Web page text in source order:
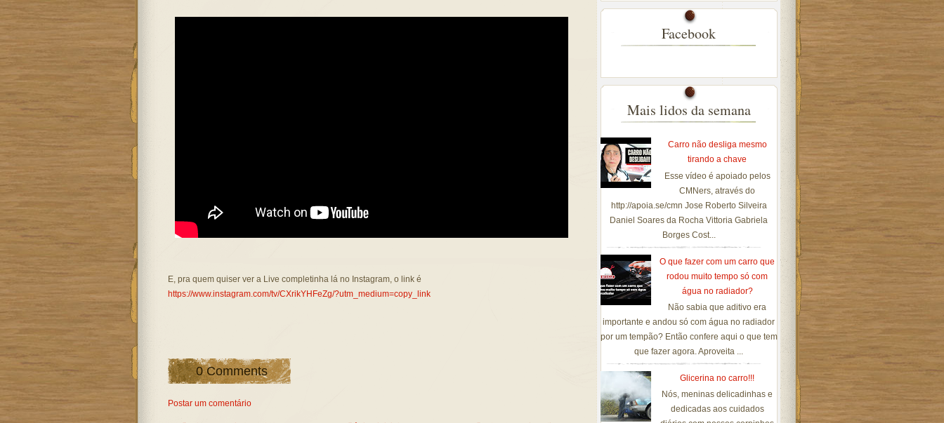
E, pra quem quiser ver a Live completinha lá no Instagram, o link é
https://www.instagram.com/tv/CXrikYHFeZg/?utm_medium=copy_link
0 Comments
Postar um comentário
Facebook
Mais lidos da semana
Carro não desliga mesmo
tirando a chave
Esse vídeo é apoiado pelos
CMNers, através do
http://apoia.se/cmn Jose Roberto Silveira
Daniel Soares da Rocha Vittoria Gabriela
Borges Cost...
O que fazer com um carro que
rodou muito tempo só com
água no radiador?
Não sabia que aditivo era
importante e andou só com água no radiador
por um tempão? Então confere aqui o que tem
que fazer agora. Aproveita ...
Glicerina no carro!!!
Nós, meninas delicadinhas e
dedicadas aos cuidados